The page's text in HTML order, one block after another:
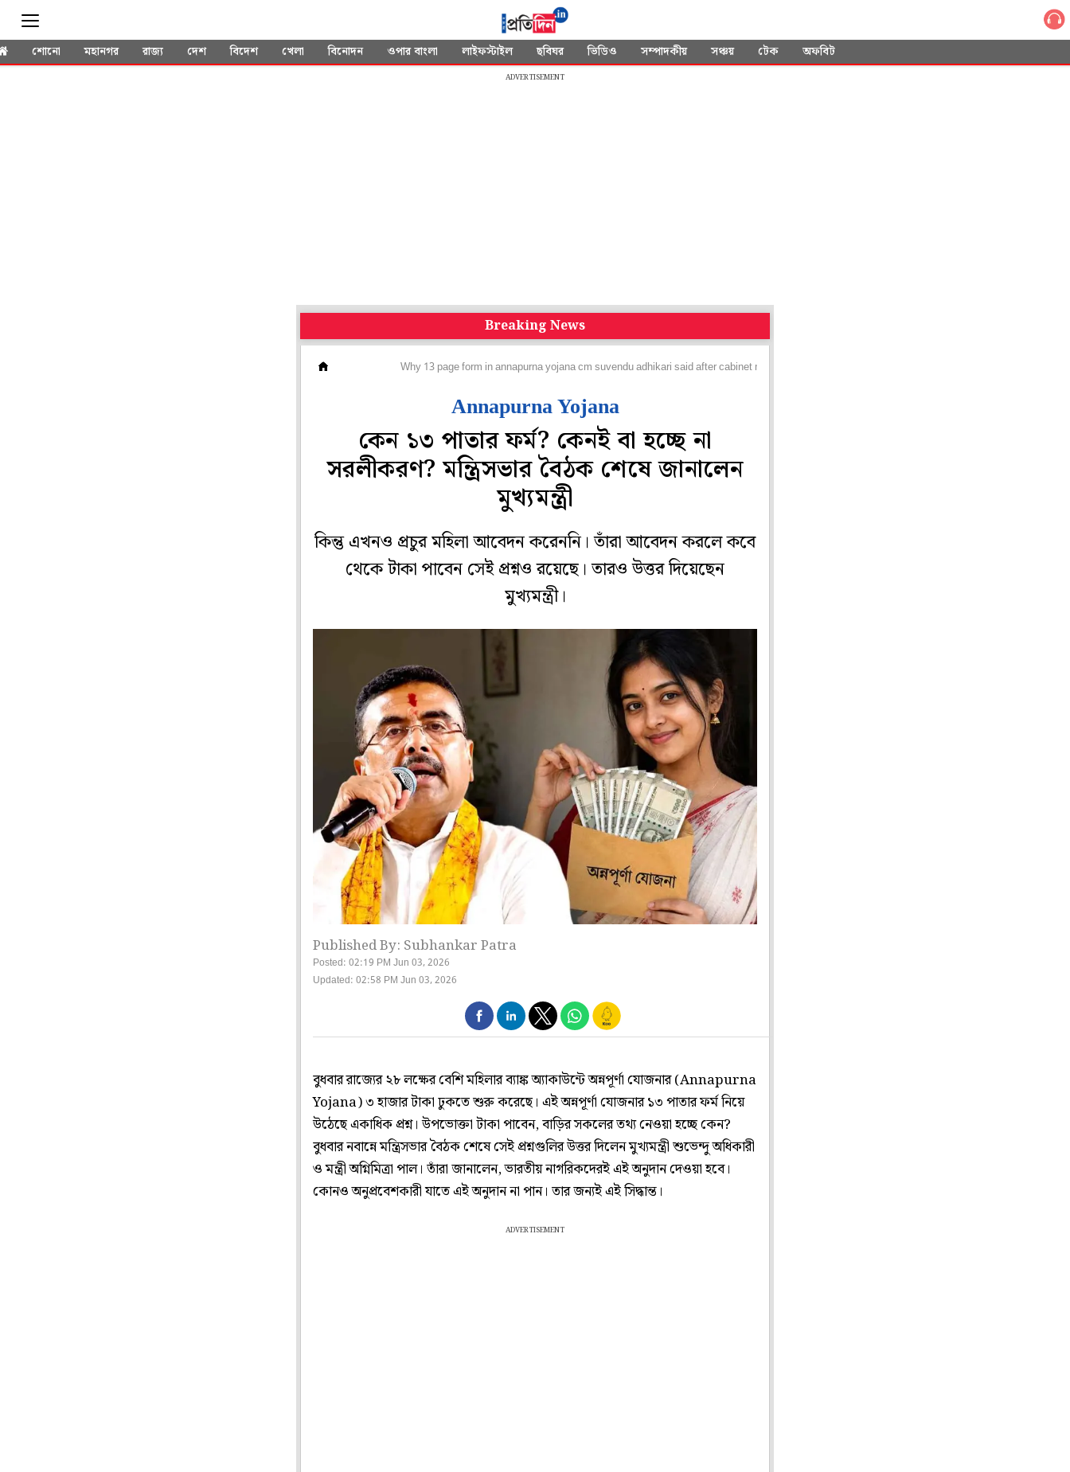
শোনো মহানগর রাজ্য দেশ বিদেশ খেলা বিনোদন ওপার বাংলা লাইফস্টাইল ছবিঘর ভিডিও সম্পাদকীয় সঞ্চয় টেক অফবিট
ADVERTISEMENT
Breaking News
Why 13 page form in annapurna yojana cm suvendu adhikari said after cabinet meeting
Annapurna Yojana
কেন ১৩ পাতার ফর্ম? কেনই বা হচ্ছে না
সরলীকরণ? মন্ত্রিসভার বৈঠক শেষে জানালেন
মুখ্যমন্ত্রী
কিন্তু এখনও প্রচুর মহিলা আবেদন করেননি। তাঁরা আবেদন করলে কবে
থেকে টাকা পাবেন সেই প্রশ্নও রয়েছে। তারও উত্তর দিয়েছেন
মুখ্যমন্ত্রী।
Published By: Subhankar Patra
Posted: 02:19 PM Jun 03, 2026
Updated: 02:58 PM Jun 03, 2026
বুধবার রাজ্যের ২৮ লক্ষের বেশি মহিলার ব্যাঙ্ক অ্যাকাউন্টে অন্নপূর্ণা যোজনার (Annapurna
Yojana) ৩ হাজার টাকা ঢুকতে শুরু করেছে। এই অন্নপূর্ণা যোজনার ১৩ পাতার ফর্ম নিয়ে
উঠেছে একাধিক প্রশ্ন। উপভোক্তা টাকা পাবেন, বাড়ির সকলের তথ্য নেওয়া হচ্ছে কেন?
বুধবার নবান্নে মন্ত্রিসভার বৈঠক শেষে সেই প্রশ্নগুলির উত্তর দিলেন মুখ্যমন্ত্রী শুভেন্দু অধিকারী
ও মন্ত্রী অগ্নিমিত্রা পাল। তাঁরা জানালেন, ভারতীয় নাগরিকদেরই এই অনুদান দেওয়া হবে।
কোনও অনুপ্রবেশকারী যাতে এই অনুদান না পান। তার জন্যই এই সিদ্ধান্ত।
ADVERTISEMENT